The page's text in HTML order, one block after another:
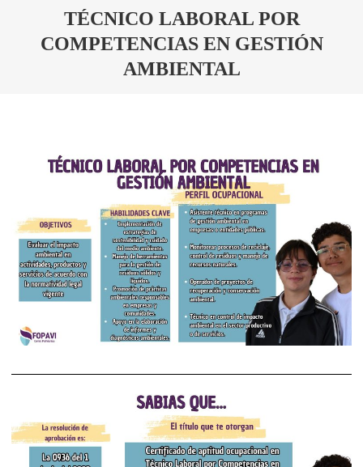
TÉCNICO LABORAL POR
COMPETENCIAS EN GESTIÓN
AMBIENTAL